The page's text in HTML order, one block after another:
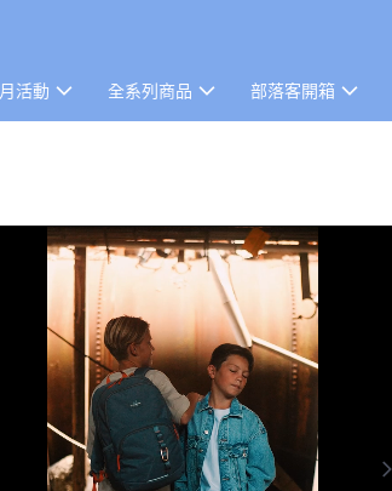
活動 全系列商品 部落客開箱